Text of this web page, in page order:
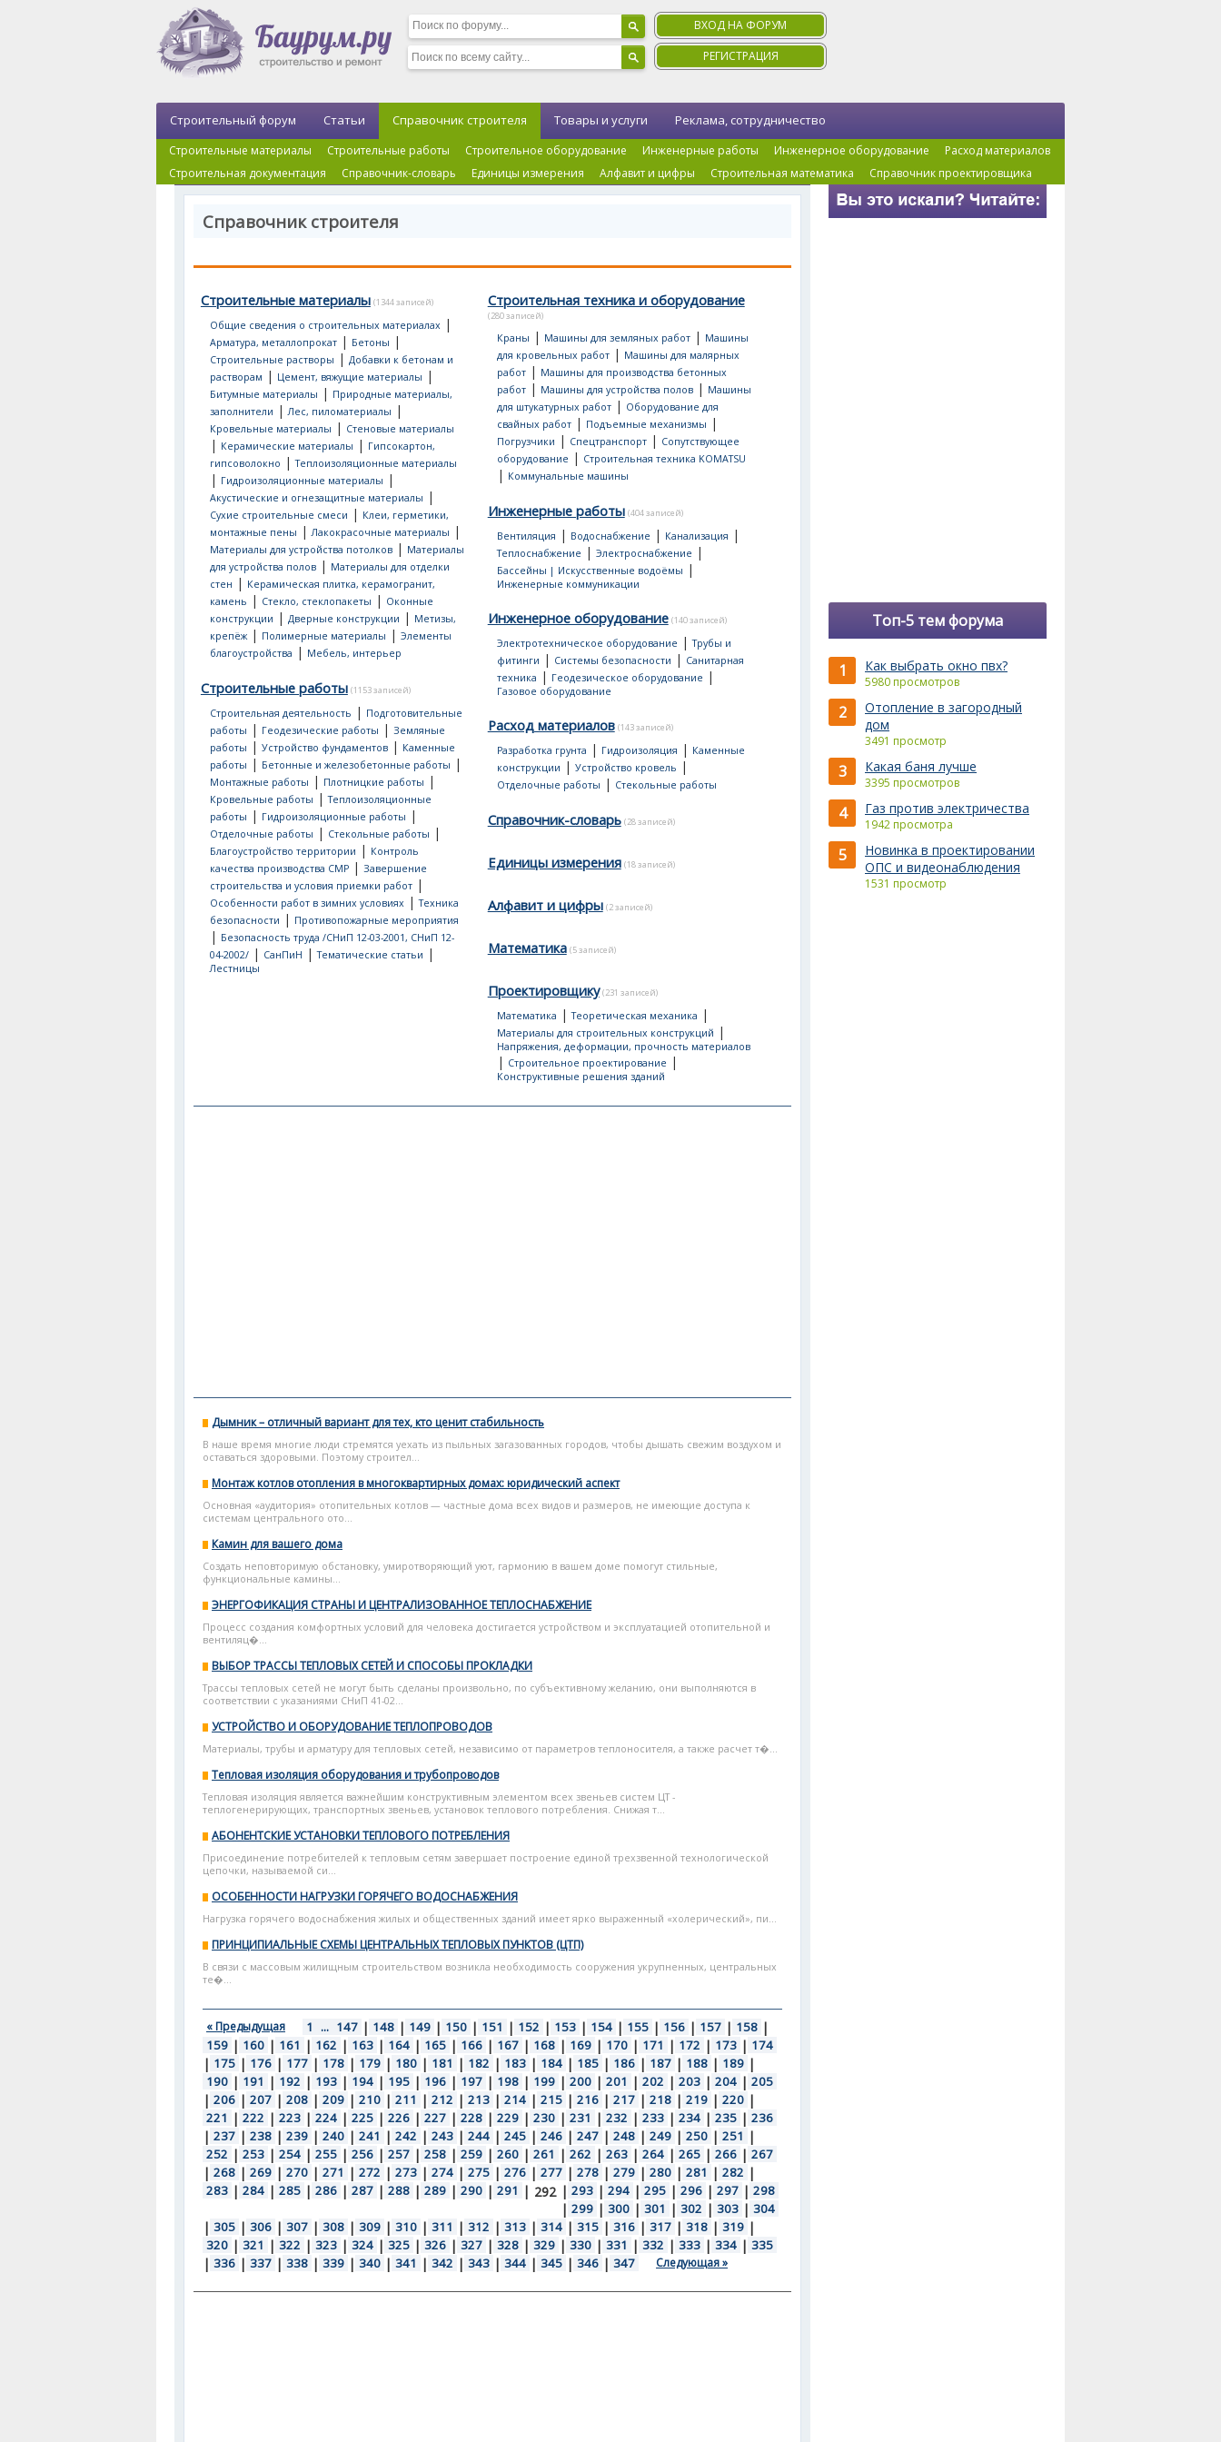
ВХОД НА ФОРУМ
РЕГИСТРАЦИЯ
Строительный форум Статьи Справочник строителя
Строительные материалы Строительные работы Строительное оборудование Инженерные работы Инженерное оборудование
Расход материалов
Строительная документация
Справочник-словарь Единицы измерения Алфавит и цифры Строительная математика Справочник проектировщика
Товары и услуги Реклама, сотрудничество
Справочник строителя
Строительные материалы (1344 записей)
Общие сведения о строительных материалах|
Арматура, металлопрокат| Бетоны |
Строительные растворы | Добавки к бетонам и
растворам | Цемент, вяжущие материалы |
Битумные материалы | Природные материалы,
заполнители |Лес, пиломатериалы |
Кровельные материалы | Стеновые материалы
| Керамические материалы | Гипсокартон,
гипсоволокно |Теплоизоляционные материалы
| Гидроизоляционные материалы |
Акустические и огнезащитные материалы |
Сухие строительные смеси | Клеи, герметики,
монтажные пены |Лакокрасочные материалы |
Материалы для устройства потолков| Материалы
для устройства полов| Материалы для отделки
стен | Керамическая плитка, керамогранит,
камень | Стекло, стеклопакеты | Оконные
конструкции | Дверные конструкции | Метизы,
крепёж| Полимерные материалы | Элементы
благоустройства | Мебель, интерьер
Строительные работы (1153 записей)
Строительная деятельность | Подготовительные
работы | Геодезические работы | Земляные
работы | Устройство фундаментов| Каменные
работы | Бетонные и железобетонные работы |
Монтажные работы | Плотницкие работы |
Кровельные работы |Теплоизоляционные
работы | Гидроизоляционные работы |
Отделочные работы | Стекольные работы |
Благоустройство территории | Контроль
качества производства СМР| Завершение
строительства и условия приемки работ|
Особенности работ в зимних условиях|Техника
безопасности | Противопожарные мероприятия
| Безопасность труда /СНиП 12-03-2001, СНиП 12-
04-2002/| СанПиН |Тематические статьи |
Лестницы
Строительная техника и оборудование
(280 записей)
Краны | Машины для земляных работ| Машины
для кровельных работ| Машины для малярных
работ| Машины для производства бетонных
работ| Машины для устройства полов| Машины
для штукатурных работ| Оборудование для
свайных работ| Подъемные механизмы |
Погрузчики | Спецтранспорт| Сопутствующее
оборудование | Строительная техника KOMATSU
| Коммунальные машины
Инженерные работы (404 записей)
Вентиляция | Водоснабжение | Канализация |
Теплоснабжение | Электроснабжение |
Бассейны | Искусственные водоёмы |
Инженерные коммуникации
Инженерное оборудование (140 записей)
Электротехническое оборудование |Трубы и
фитинги | Системы безопасности | Санитарная
техника | Геодезическое оборудование |
Газовое оборудование
Расход материалов (143 записей)
Разработка грунта | Гидроизоляция | Каменные
конструкции | Устройство кровель |
Отделочные работы | Стекольные работы
Справочник-словарь (28 записей)
Единицы измерения (18 записей)
Алфавит и цифры (2 записей)
Математика (5 записей)
Проектировщику (231 записей)
Математика |Теоретическая механика |
Материалы для строительных конструкций |
Напряжения, деформации, прочность материалов
| Строительное проектирование |
Конструктивные решения зданий
Дымник – отличный вариант для тех, кто ценит стабильность
В наше время многие люди стремятся уехать из пыльных загазованных городов, чтобы дышать свежим воздухом и
оставаться здоровыми. Поэтому строител...
Монтаж котлов отопления в многоквартирных домах: юридический аспект
Основная «аудитория» отопительных котлов — частные дома всех видов и размеров, не имеющие доступа к
системам центрального ото...
Камин для вашего дома
Создать неповторимую обстановку, умиротворяющий уют, гармонию в вашем доме помогут стильные,
функциональные камины...
ЭНЕРГОФИКАЦИЯ СТРАНЫ И ЦЕНТРАЛИЗОВАННОЕ ТЕПЛОСНАБЖЕНИЕ
Процесс создания комфортных условий для человека достигается устройством и эксплуатацией отопительной и
вентиляц�...
ВЫБОР ТРАССЫ ТЕПЛОВЫХ СЕТЕЙ И СПОСОБЫ ПРОКЛАДКИ
Трассы тепловых сетей не могут быть сделаны произвольно, по субъективному желанию, они выполняются в
соответствии с указаниями СНиП 41-02...
УСТРОЙСТВО И ОБОРУДОВАНИЕ ТЕПЛОПРОВОДОВ
Материалы, трубы и арматуру для тепловых сетей, независимо от параметров теплоносителя, а также расчет т�...
Тепловая изоляция оборудования и трубопроводов
Тепловая изоляция является важнейшим конструктивным элементом всех звеньев систем ЦТ -
теплогенерирующих, транспортных звеньев, установок теплового потребления. Снижая т...
АБОНЕНТСКИЕ УСТАНОВКИ ТЕПЛОВОГО ПОТРЕБЛЕНИЯ
Присоединение потребителей к тепловым сетям завершает построение единой трехзвенной технологической
цепочки, называемой си...
ОСОБЕННОСТИ НАГРУЗКИ ГОРЯЧЕГО ВОДОСНАБЖЕНИЯ
Нагрузка горячего водоснабжения жилых и общественных зданий имеет ярко выраженный «холерический», пи...
ПРИНЦИПИАЛЬНЫЕ СХЕМЫ ЦЕНТРАЛЬНЫХ ТЕПЛОВЫХ ПУНКТОВ (ЦТП)
В связи с массовым жилищным строительством возникла необходимость сооружения укрупненных, центральных
те�...
« Предыдущая 1 ... 147 | 148 | 149 | 150 | 151 | 152 | 153 | 154 | 155 | 156 | 157 | 158 |
159 | 160 | 161 | 162 | 163 | 164 | 165 | 166 | 167 | 168 | 169 | 170 | 171 | 172 | 173 | 174
| 175 | 176 | 177 | 178 | 179 | 180 | 181 | 182 | 183 | 184 | 185 | 186 | 187 | 188 | 189 |
190 | 191 | 192 | 193 | 194 | 195 | 196 | 197 | 198 | 199 | 200 | 201 | 202 | 203 | 204 | 205
| 206 | 207 | 208 | 209 | 210 | 211 | 212 | 213 | 214 | 215 | 216 | 217 | 218 | 219 | 220 |
221 | 222 | 223 | 224 | 225 | 226 | 227 | 228 | 229 | 230 | 231 | 232 | 233 | 234 | 235 | 236
| 237 | 238 | 239 | 240 | 241 | 242 | 243 | 244 | 245 | 246 | 247 | 248 | 249 | 250 | 251 |
252 | 253 | 254 | 255 | 256 | 257 | 258 | 259 | 260 | 261 | 262 | 263 | 264 | 265 | 266 | 267
| 268 | 269 | 270 | 271 | 272 | 273 | 274 | 275 | 276 | 277 | 278 | 279 | 280 | 281 | 282 |
283 | 284 | 285 | 286 | 287 | 288 | 289 | 290 | 291 | 292 | 293 | 294 | 295 | 296 | 297 | 298
| 299 | 300 | 301 | 302 | 303 | 304
| 305 | 306 | 307 | 308 | 309 | 310 | 311 | 312 | 313 | 314 | 315 | 316 | 317 | 318 | 319 |
320 | 321 | 322 | 323 | 324 | 325 | 326 | 327 | 328 | 329 | 330 | 331 | 332 | 333 | 334 | 335
| 336 | 337 | 338 | 339 | 340 | 341 | 342 | 343 | 344 | 345 | 346 | 347 Следующая »
Топ-5 тем форума
1 Как выбрать окно пвх?
5980 просмотров
2
Отопление в загородный
дом
3491 просмотр
3 Какая баня лучше
3395 просмотров
4 Газ против электричества
1942 просмотра
5
Новинка в проектировании
ОПС и видеонаблюдения
1531 просмотр